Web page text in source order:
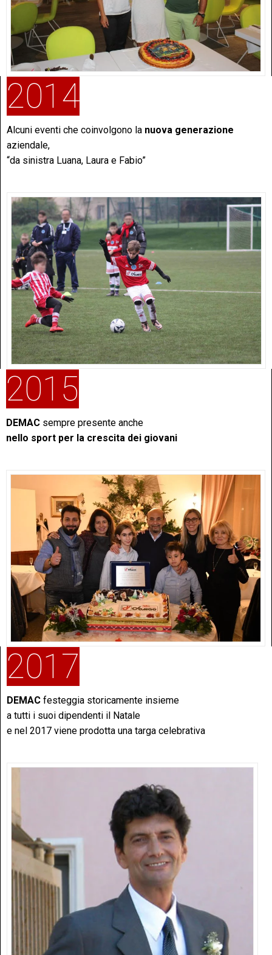
2014
Alcuni eventi che coinvolgono la nuova generazione
aziendale,
“da sinistra Luana, Laura e Fabio”
2015
DEMAC sempre presente anche
nello sport per la crescita dei giovani
2017
DEMAC festeggia storicamente insieme
a tutti i suoi dipendenti il Natale
e nel 2017 viene prodotta una targa celebrativa